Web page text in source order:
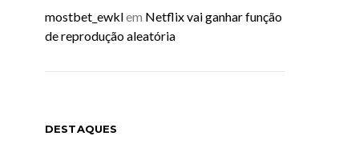
mostbet_ewklem Netflix vai ganhar função
de reprodução aleatória
DESTAQUES